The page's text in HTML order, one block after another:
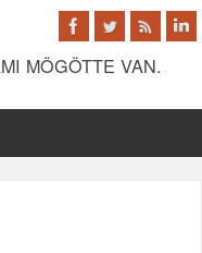
MÖGÖTTE VAN.